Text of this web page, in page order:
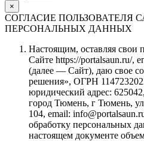
×
СОГЛАСИЕ ПОЛЬЗОВАТЕЛЯ
ПЕРСОНАЛЬНЫХ ДАННЫХ
Настоящим, оставляя свои
Сайте https://portalsaun.ru/,
(далее — Сайт), даю свое
решения», ОГРН
юридический адрес:
город Тюмень, г Тюмень,
104, email:
обработку персональных
настоящем документе